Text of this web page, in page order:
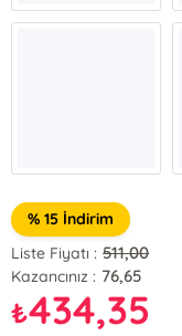
% 15 İndirim
Liste Fiyatı : 511,00
Kazancınız : 76,65
₺434,35